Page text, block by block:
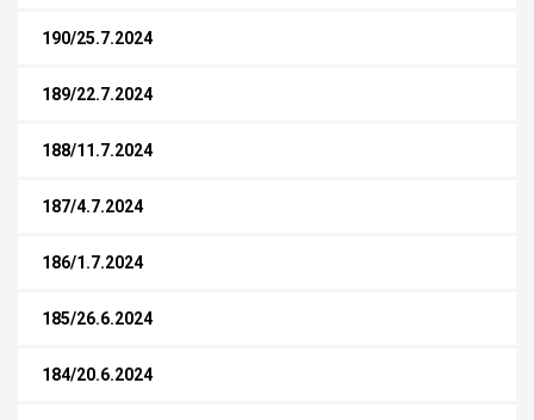
190/25.7.2024
189/22.7.2024
188/11.7.2024
187/4.7.2024
186/1.7.2024
185/26.6.2024
184/20.6.2024